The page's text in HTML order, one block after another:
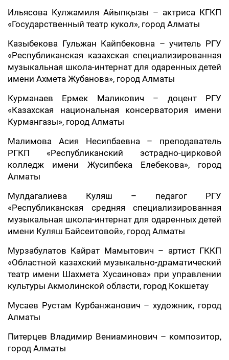
Ильясова Кулжамиля Айыпқызы – актриса КГКП
«Государственный театр кукол», город Алматы
Казыбекова Гульжан Кайпбековна – учитель РГУ
«Республиканская казахская специализированная
музыкальная школа-интернат для одаренных детей
имени Ахмета Жубанова», город Алматы
Курманаев Ермек Маликович – доцент РГУ
«Казахская национальная консерватория имени
Курмангазы», город Алматы
Малимова Асия Несипбаевна – преподаватель
РГКП «Республиканский эстрадно-цирковой
колледж имени Жусипбека Елебекова», город
Алматы
Мулдагалиева Куляш – педагог РГУ
«Республиканская средняя специализированная
музыкальная школа-интернат для одаренных детей
имени Куляш Байсеитовой», город Алматы
Мурзабулатов Кайрат Мамытович – артист ГККП
«Областной казахский музыкально-драматический
театр имени Шахмета Хусаинова» при управлении
культуры Акмолинской области, город Кокшетау
Мусаев Рустам Курбанжанович – художник, город
Алматы
Питерцев Владимир Вениаминович – композитор,
город Алматы